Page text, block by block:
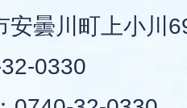
安曇川町上小川
0330